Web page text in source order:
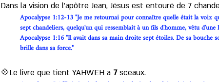
Dans la vision de l’apôtre Jean, Jésus est entouré de 7
Apocalypse 1:12-13 "Je me retournai pour connaître quelle était la voix
sept chandeliers, quelqu'un qui ressemblait à un fils d'homme, vêtu
Apocalypse 1:16 "Il avait dans sa main droite sept étoiles. De sa
brille dans sa force."
💠Le livre que tient YAHWEH a 7 sceaux.